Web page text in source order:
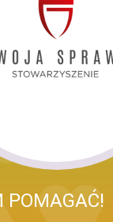
POMAGAĆ!